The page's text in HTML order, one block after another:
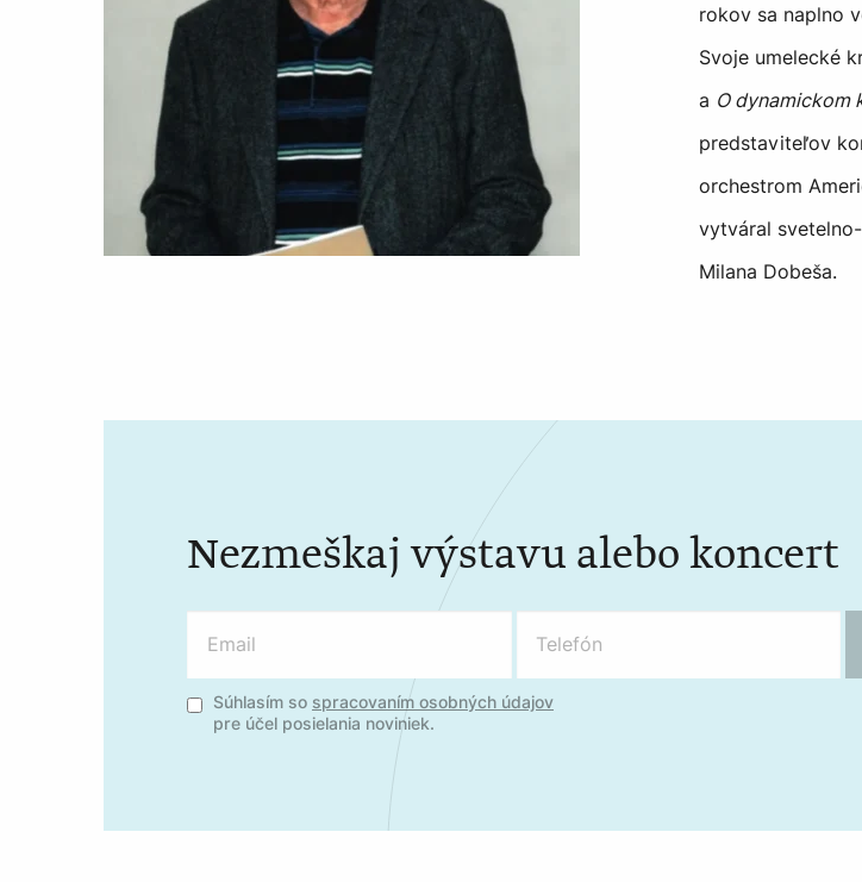
rokov sa naplno
Svoje umelecké
a O
predstaviteľov
orchestrom
vytváral
Milana Dobeša.
Nezmeškaj výstavu alebo koncert
Súhlasím so spracovaním osobných údajov
pre účel posielania noviniek.